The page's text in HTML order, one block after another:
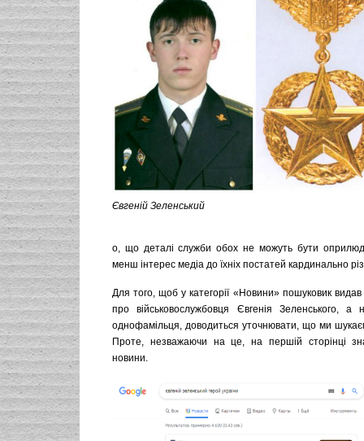
Євгеній Зеленський
о, що деталі служби обох не можуть бути
менш інтерес медіа до їхніх постатей кардинально
Для того, щоб у категорії «Новини» пошуковик
про військовослужбовця Євгенія Зеленського, а
однофамільця, доводиться уточнювати, що ми
Проте, незважаючи на це, на першій сторінці
новини.